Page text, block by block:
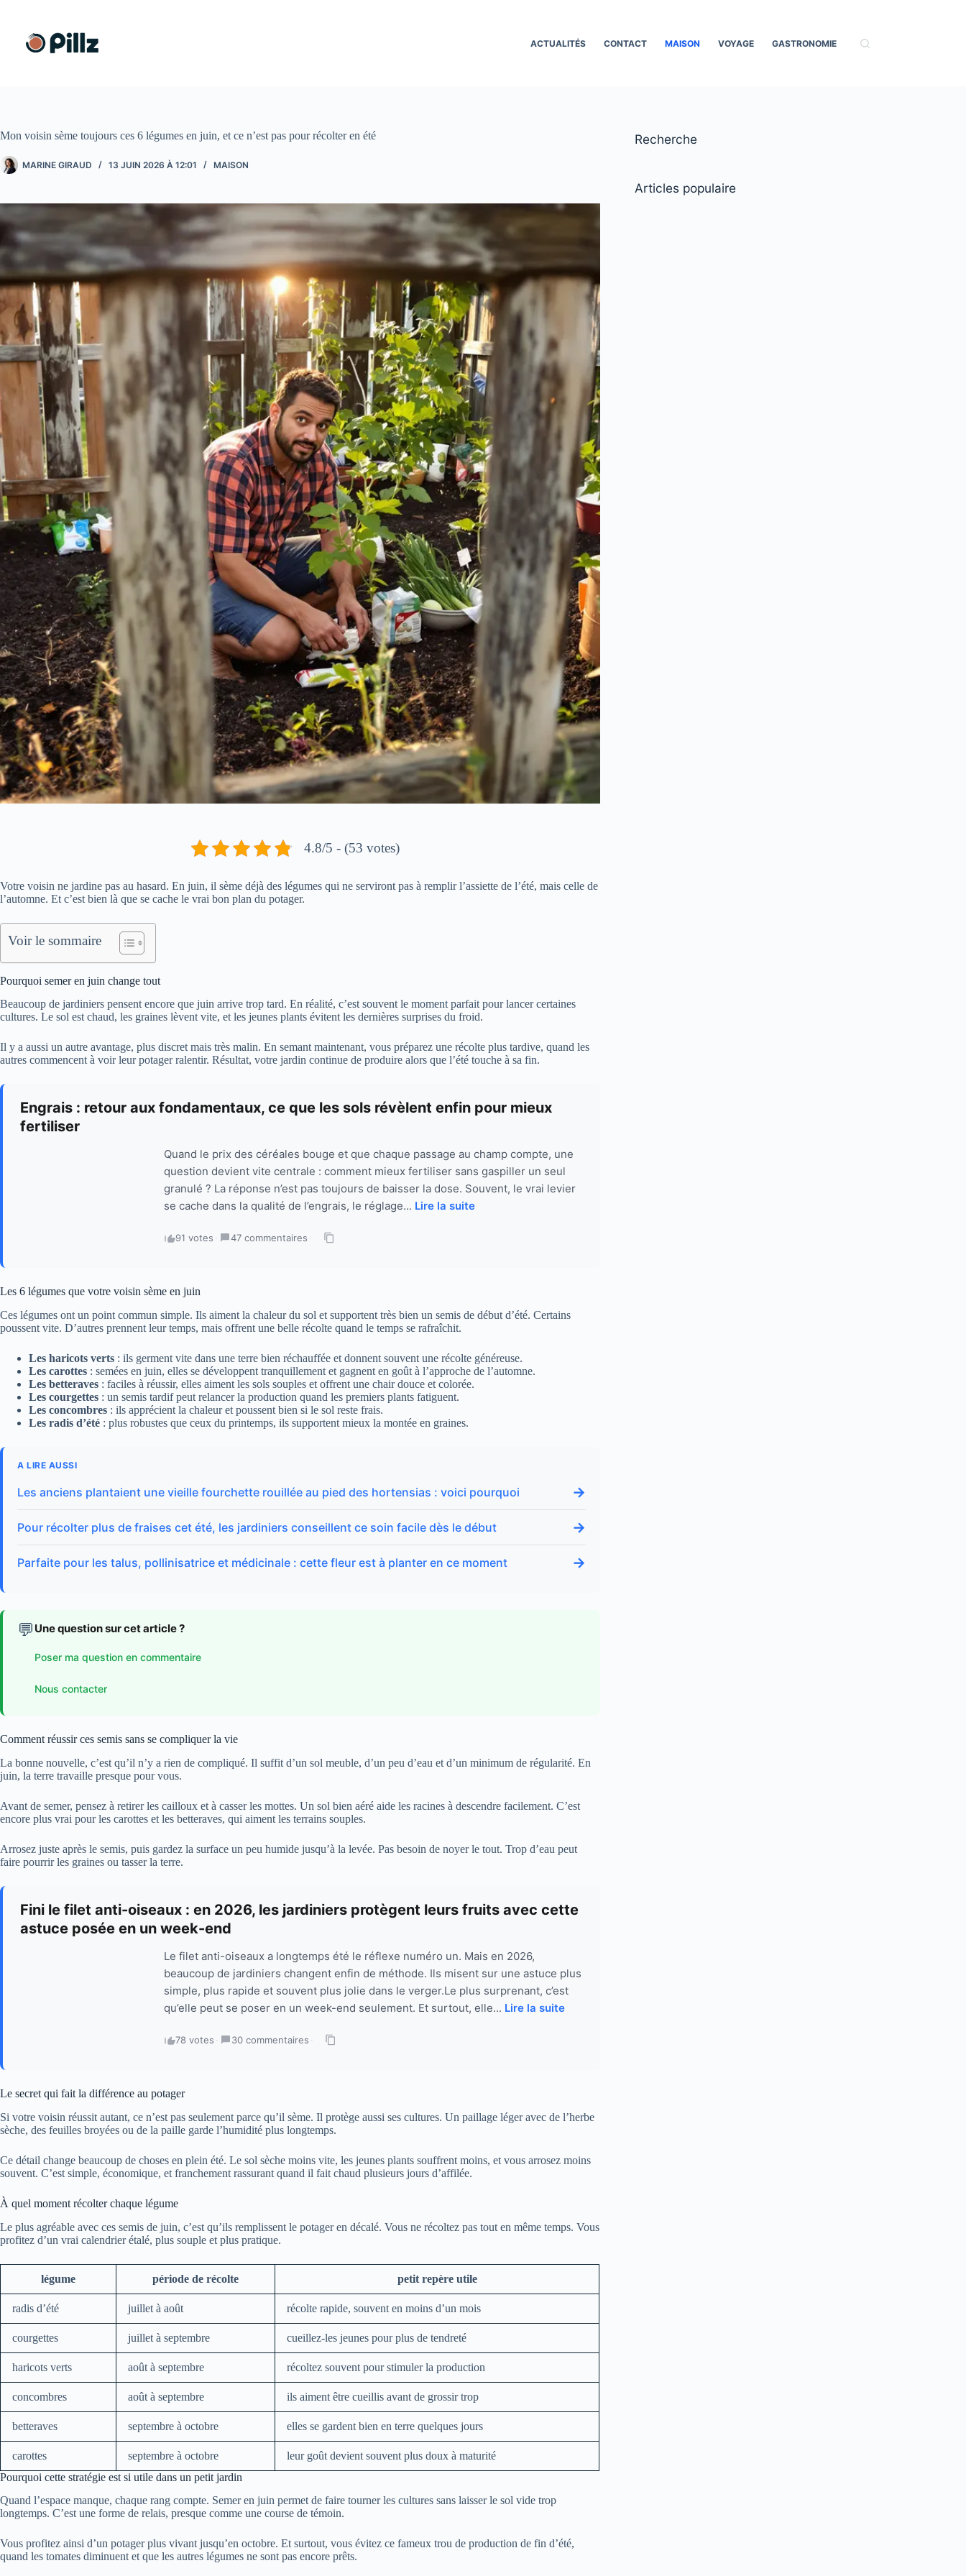
contenu
ACTUALITÉS CONTACT MAISON VOYAGE GASTRONOMIE
Mon voisin sème toujours ces 6 légumes en juin, et ce n’est pas pour récolter en été
MARINE GIRAUD 13 JUIN 2026 À 12:01 MAISON
4.8/5 - (53 votes)
Votre voisin ne jardine pas au hasard. En juin, il sème déjà des légumes qui ne serviront pas à remplir l’assiette de l’été, mais celle de
l’automne. Et c’est bien là que se cache le vrai bon plan du potager.
Voir le sommaire
Pourquoi semer en juin change tout
Beaucoup de jardiniers pensent encore que juin arrive trop tard. En réalité, c’est souvent le moment parfait pour lancer certaines
cultures. Le sol est chaud, les graines lèvent vite, et les jeunes plants évitent les dernières surprises du froid.
Il y a aussi un autre avantage, plus discret mais très malin. En semant maintenant, vous préparez une récolte plus tardive, quand les
autres commencent à voir leur potager ralentir. Résultat, votre jardin continue de produire alors que l’été touche à sa fin.
Engrais : retour aux fondamentaux, ce que les sols révèlent enfin pour mieux
fertiliser
Quand le prix des céréales bouge et que chaque passage au champ compte, une
question devient vite centrale : comment mieux fertiliser sans gaspiller un seul
granulé ? La réponse n’est pas toujours de baisser la dose. Souvent, le vrai levier
se cache dans la qualité de l’engrais, le réglage... Lire la suite
91 votes · 47 commentaires ·
Les 6 légumes que votre voisin sème en juin
Ces légumes ont un point commun simple. Ils aiment la chaleur du sol et supportent très bien un semis de début d’été. Certains
poussent vite. D’autres prennent leur temps, mais offrent une belle récolte quand le temps se rafraîchit.
Les haricots verts : ils germent vite dans une terre bien réchauffée et donnent souvent une récolte généreuse.
Les carottes : semées en juin, elles se développent tranquillement et gagnent en goût à l’approche de l’automne.
Les betteraves : faciles à réussir, elles aiment les sols souples et offrent une chair douce et colorée.
Les courgettes : un semis tardif peut relancer la production quand les premiers plants fatiguent.
Les concombres : ils apprécient la chaleur et poussent bien si le sol reste frais.
Les radis d’été : plus robustes que ceux du printemps, ils supportent mieux la montée en graines.
A LIRE AUSSI
Les anciens plantaient une vieille fourchette rouillée au pied des hortensias : voici pourquoi →
Pour récolter plus de fraises cet été, les jardiniers conseillent ce soin facile dès le début →
Parfaite pour les talus, pollinisatrice et médicinale : cette fleur est à planter en ce moment →
💬 Une question sur cet article ?
Poser ma question en commentaire
Nous contacter
Comment réussir ces semis sans se compliquer la vie
La bonne nouvelle, c’est qu’il n’y a rien de compliqué. Il suffit d’un sol meuble, d’un peu d’eau et d’un minimum de régularité. En
juin, la terre travaille presque pour vous.
Avant de semer, pensez à retirer les cailloux et à casser les mottes. Un sol bien aéré aide les racines à descendre facilement. C’est
encore plus vrai pour les carottes et les betteraves, qui aiment les terrains souples.
Arrosez juste après le semis, puis gardez la surface un peu humide jusqu’à la levée. Pas besoin de noyer le tout. Trop d’eau peut
faire pourrir les graines ou tasser la terre.
Fini le filet anti-oiseaux : en 2026, les jardiniers protègent leurs fruits avec cette
astuce posée en un week-end
Le filet anti-oiseaux a longtemps été le réflexe numéro un. Mais en 2026,
beaucoup de jardiniers changent enfin de méthode. Ils misent sur une astuce plus
simple, plus rapide et souvent plus jolie dans le verger.Le plus surprenant, c’est
qu’elle peut se poser en un week-end seulement. Et surtout, elle... Lire la suite
78 votes · 30 commentaires ·
Le secret qui fait la différence au potager
Si votre voisin réussit autant, ce n’est pas seulement parce qu’il sème. Il protège aussi ses cultures. Un paillage léger avec de l’herbe
sèche, des feuilles broyées ou de la paille garde l’humidité plus longtemps.
Ce détail change beaucoup de choses en plein été. Le sol sèche moins vite, les jeunes plants souffrent moins, et vous arrosez moins
souvent. C’est simple, économique, et franchement rassurant quand il fait chaud plusieurs jours d’affilée.
À quel moment récolter chaque légume
Le plus agréable avec ces semis de juin, c’est qu’ils remplissent le potager en décalé. Vous ne récoltez pas tout en même temps. Vous
profitez d’un vrai calendrier étalé, plus souple et plus pratique.
légume période de récolte petit repère utile
radis d’été juillet à août récolte rapide, souvent en moins d’un mois
courgettes juillet à septembre cueillez-les jeunes pour plus de tendreté
haricots verts août à septembre récoltez souvent pour stimuler la production
concombres août à septembre ils aiment être cueillis avant de grossir trop
betteraves septembre à octobre elles se gardent bien en terre quelques jours
carottes septembre à octobre
leur goût devient souvent plus doux à maturité
Pourquoi cette stratégie est si utile dans un petit jardin
Quand l’espace manque, chaque rang compte. Semer en juin permet de faire tourner les cultures sans laisser le sol vide trop
longtemps. C’est une forme de relais, presque comme une course de témoin.
Vous profitez ainsi d’un potager plus vivant jusqu’en octobre. Et surtout, vous évitez ce fameux trou de production de fin d’été,
quand les tomates diminuent et que les autres légumes ne sont pas encore prêts.
Recherche
Articles populaire